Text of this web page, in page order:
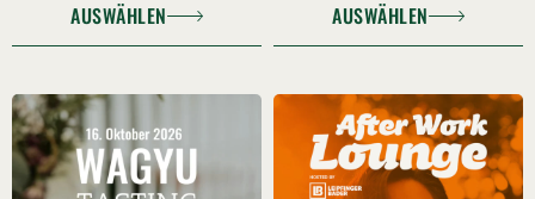
AUSWÄHLEN AUSWÄHLEN